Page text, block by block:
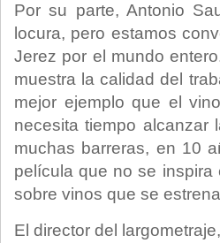
Por su parte, Antonio
locura, pero estamos
Jerez por el mundo
muestra la calidad del
mejor ejemplo que el
necesita tiempo alcanzar
muchas barreras, en 10
película que no se
sobre vinos que se
El director del